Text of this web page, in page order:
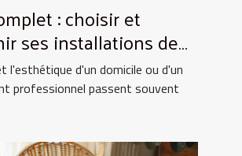
: choisir et
ses installations de
l'esthétique d'un domicile ou d'un
professionnel passent souvent